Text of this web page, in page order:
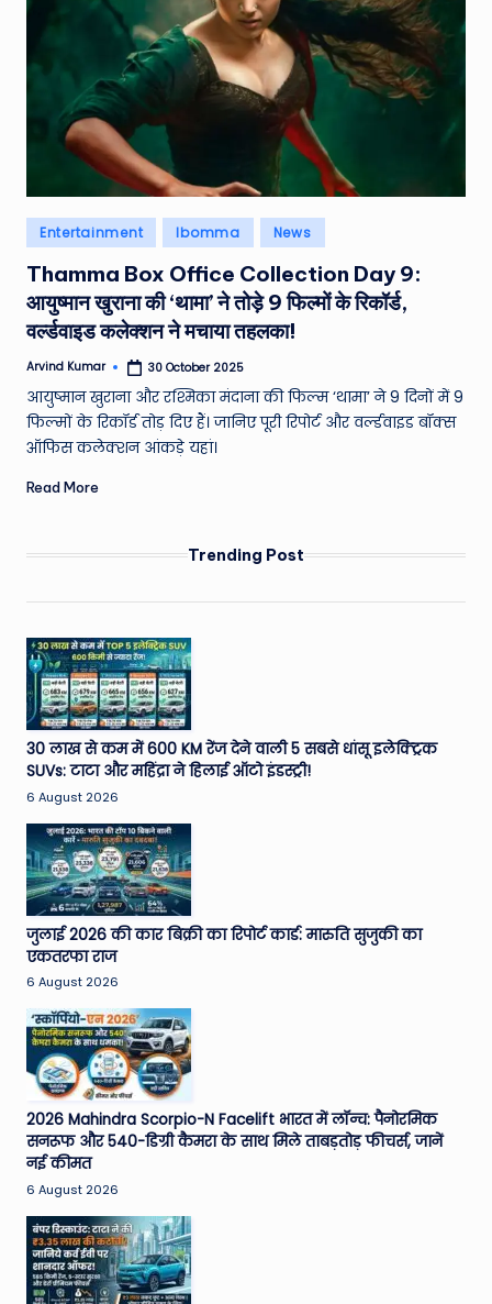
A
ro
T
h
e
W
o
rl
d
Posted
in
Entertainment Ibomma News
Thamma Box Office Collection Day 9:
आयुष्मान खुराना की ‘थामा’ ने तोड़े 9 फिल्मों के रिकॉर्ड,
वर्ल्डवाइड कलेक्शन ने मचाया तहलका!
Posted
Arvind Kumar 30 October 2025
आयुष्मान खुराना और रश्मिका मंदाना की फिल्म ‘थामा’ ने 9 दिनों में 9
फिल्मों के रिकॉर्ड तोड़ दिए हैं। जानिए पूरी रिपोर्ट और वर्ल्डवाइड बॉक्स
ऑफिस कलेक्शन आंकड़े यहां।
Read More
Trending Post
30 लाख से कम में 600 KM रेंज देने वाली 5 सबसे धांसू इलेक्ट्रिक
SUVs: टाटा और महिंद्रा ने हिलाई ऑटो इंडस्ट्री!
6 August 2026
जुलाई 2026 की कार बिक्री का रिपोर्ट कार्ड: मारुति सुजुकी का
एकतरफा राज
6 August 2026
2026 Mahindra Scorpio-N Facelift भारत में लॉन्च: पैनोरमिक
सनरूफ और 540-डिग्री कैमरा के साथ मिले ताबड़तोड़ फीचर्स, जानें
नई कीमत
6 August 2026